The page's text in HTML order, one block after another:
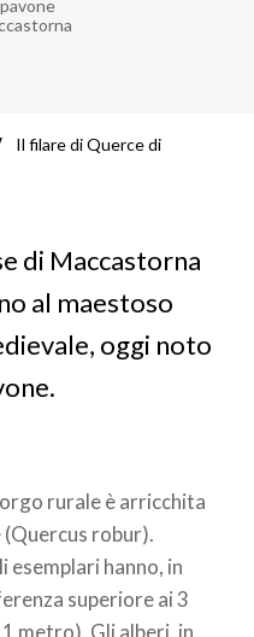
Il filare di Querce di
di Maccastorna
al maestoso
oggi noto
rurale è arricchita
robur).
hanno, in
superiore ai 3
metro). Gli alberi, in